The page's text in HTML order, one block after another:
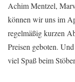
Achim Mentzel,
können wir uns im
regelmäßig kurzen
Preisen geboten.
viel Spaß beim